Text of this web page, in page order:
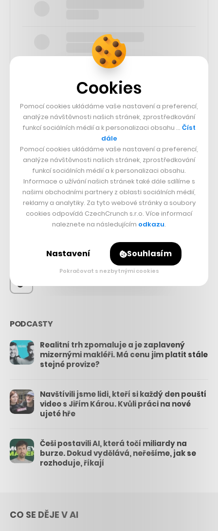
SLEDUJTE NÁS
25k
65k
56.4k
26.3k
PODCASTY
Realitní trh zpomaluje a je zaplavený
mizernými makléři. Má cenu jim platit stále
stejné provize?
Navštívili jsme lidi, kteří si každý den pouští
video s Jiřím Károu. Kvůli práci na nové
ujeté hře
Češi postavili AI, která točí miliardy na
burze. Dokud vydělává, neřešíme, jak se
rozhoduje, říkají
CO SE DĚJE V AI
Cookies
Pomocí cookies ukládáme vaše nastavení a preferencí,
analýze návštěvnosti našich stránek, zprostředkování
funkcí sociálních médií a k personalizaci obsahu … Číst
dále
Pomocí cookies ukládáme vaše nastavení a preferencí,
analýze návštěvnosti našich stránek, zprostředkování
funkcí sociálních médií a k personalizaci obsahu.
Informace o užívání našich stránek také dále sdílíme s
našimi obchodními partnery z oblasti sociálních médií,
reklamy a analytiky. Za tyto webové stránky a soubory
cookies odpovídá CzechCrunch s.r.o. Více informací
naleznete na následujícím odkazu.
Nastavení Souhlasím
Pokračovat s nezbytnými cookies